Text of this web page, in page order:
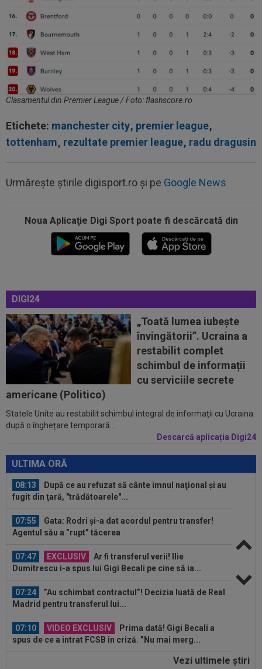
Clasamentul din Premier League / Foto: flashscore.ro
Etichete: manchester city, premier league,
tottenham, rezultate premier league, radu dragusin
Urmărește știrile digisport.ro și pe Google News
Noua Aplicaţie Digi Sport poate fi descărcată din
DIGI24
„Toată lumea iubește
învingătorii”. Ucraina a
restabilit complet
schimbul de informații
cu serviciile secrete
americane (Politico)
Statele Unite au restabilit schimbul integral de informații cu Ucraina
după o înghețare temporară...
Descarcă aplicația Digi24
ULTIMA ORĂ
Gata: Rodri și-a dat acordul pentru transfer!
Agentul său a ”rupt” tăcerea
07:24
”Au schimbat contractul”! Decizia luată de Real
Madrid pentru transferul lui...
07:10 VIDEO EXCLUSIV
Prima dată! Gigi Becali a
spus de ce a intrat FCSB în criză. ”Nu mai merg...
EXCLUSIV
Lovitură de proporții: Ioan Varga,
gata să renunțe la CFR și să preia alt club...
08:26
Vinicius Junior, mesaj pentru Florentino Perez
și Jose Mourinho, după ce a...
Tromso
08:13
După ce au refuzat să cânte imnul naţional şi au
fugit din ţară, "trădătoarele"...
07:55
Gata: Rodri și-a dat acordul pentru transfer!
Agentul său a ”rupt” tăcerea
07:47 EXCLUSIV
Ar fi transferul verii! Ilie
Dumitrescu i-a spus lui Gigi Becali pe cine să ia...
07:24
”Au schimbat contractul”! Decizia luată de Real
Madrid pentru transferul lui...
07:10 VIDEO EXCLUSIV
Prima dată! Gigi Becali a
spus de ce a intrat FCSB în criză. ”Nu mai merg...
Lovitură de proporții: Ioan Varga,
Vezi ultimele ştiri